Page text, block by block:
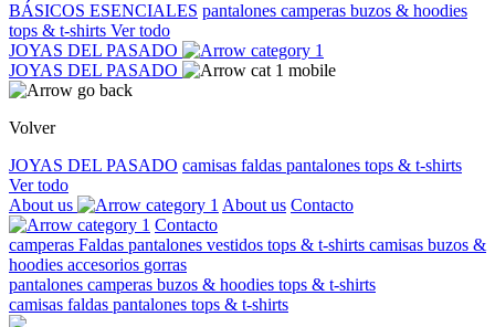
BÁSICOS ESENCIALES pantalones camperas buzos & hoodies
tops & t-shirts Ver todo
JOYAS DEL PASADO
JOYAS DEL PASADO
Volver
JOYAS DEL PASADO camisas faldas pantalones tops & t-shirts
Ver todo
About us
About us Contacto
Contacto
camperas Faldas pantalones vestidos tops & t-shirts camisas buzos &
hoodies accesorios gorras
pantalones camperas buzos & hoodies tops & t-shirts
camisas faldas pantalones tops & t-shirts